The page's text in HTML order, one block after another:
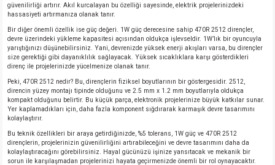
güvenilirliği artırır. Akıl kurcalayan bu özelliği sayesinde, elektrik projelerinizdeki
hassasiyeti artırmanıza olanak tanır.
Bir diğer önemli özellik ise güç değeri. 1W güç derecesine sahip 470R 2512 dirençler,
devre üzerindeki yükleme kapasitesi açısından oldukça işlevseldir. 1W’lık bir oyuncuyla
yarıştığınızı düşünebilirsiniz. Yani, devrenizde yüksek enerji akışları varsa, bu dirençler
size gerektiği gibi dayanıklılık sağlayacak. Yüksek sıcaklıklara karşı gösterdikleri
direnç ile projelerinizde yücelmenize olanak tanır.
Peki, 470R 2512 nedir? Bu, dirençlerin fiziksel boyutlarının bir göstergesidir. 2512,
direncin yüzey montajı tipinde olduğunu ve 2.5 mm x 1.2 mm boyutlarıyla oldukça
kompakt olduğunu belirtir. Bu küçük parça, elektronik projelerinize büyük katkılar sunar.
Yer kaplamadıkları için, daha fazla komponent sığdırarak karmaşık devre tasarımını
kolaylaştırır.
Bu teknik özellikleri bir araya getirdiğinizde, %5 tolerans, 1W güç ve 470R 2512
dirençlerin, projelerinizin güvenilirliğini artırabileceğini ve devre tasarımını daha da
kolaylaştıracağını görebilirsiniz. Hayal gücünüzü işinize yansıtacak ve mekanik bir
sorun ile karşılaşmadan projelerinizi hayata geçirmenizde önemli bir rol oynayacaktır.